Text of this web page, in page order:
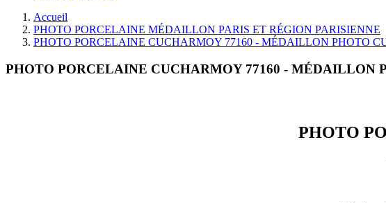
Accueil
PHOTO PORCELAINE MÉDAILLON PARIS ET RÉGION PARISIENNE
PHOTO PORCELAINE CUCHARMOY 77160 - MÉDAILLON PHOTO
PHOTO PORCELAINE CUCHARMOY 77160 - MÉDAILLON
PHOTO